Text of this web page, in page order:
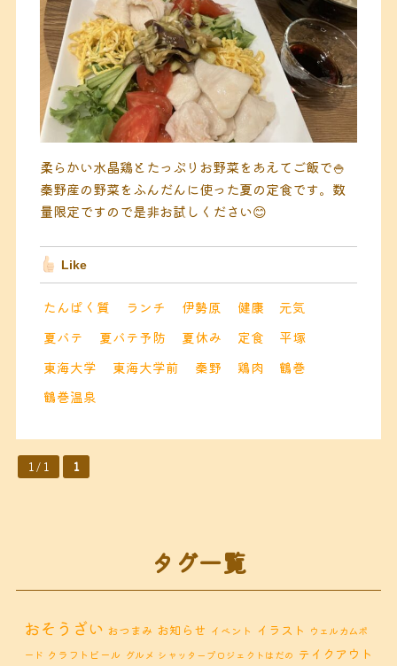
柔らかい水晶鶏とたっぷりお野菜をあえてご飯で🍚
秦野産の野菜をふんだんに使った夏の定食です。数
量限定ですので是非お試しください😊
Like
たんぱく質 ランチ 伊勢原 健康
元気
夏バテ
夏バテ予防 夏休み 定食
平塚
東海大学
東海大学前 秦野 鶏肉
鶴巻
鶴巻温泉
1 / 1 1
タグ一覧
おそうざい おつまみ お知らせ イベント イラスト ウェルカムボ
ード クラフトビール グルメ シャッタープロジェクトはだの テイクアウト